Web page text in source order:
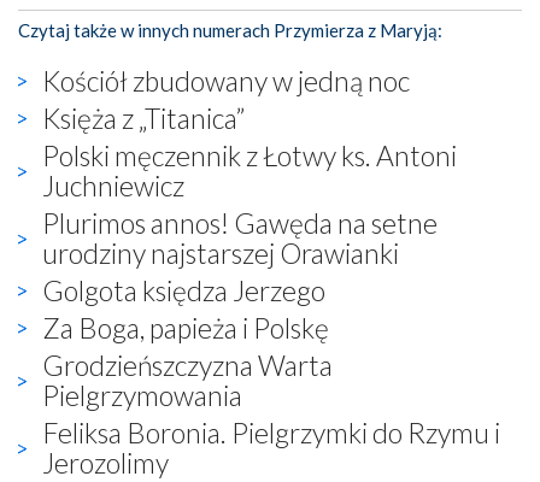
Czytaj także w innych numerach Przymierza z Maryją:
Kościół zbudowany w jedną noc
Księża z „Titanica”
Polski męczennik z Łotwy ks. Antoni
Juchniewicz
Plurimos annos! Gawęda na setne
urodziny najstarszej Orawianki
Golgota księdza Jerzego
Za Boga, papieża i Polskę
Grodzieńszczyzna Warta
Pielgrzymowania
Feliksa Boronia. Pielgrzymki do Rzymu i
Jerozolimy